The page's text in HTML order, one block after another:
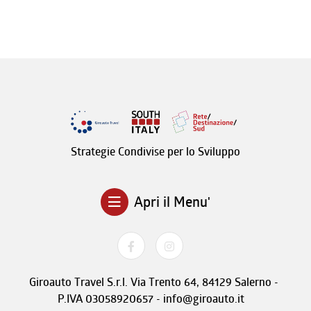
Strategie Condivise per lo Sviluppo
Apri il Menu'
Giroauto Travel S.r.l. Via Trento 64, 84129 Salerno -
P.IVA 03058920657 - info@giroauto.it